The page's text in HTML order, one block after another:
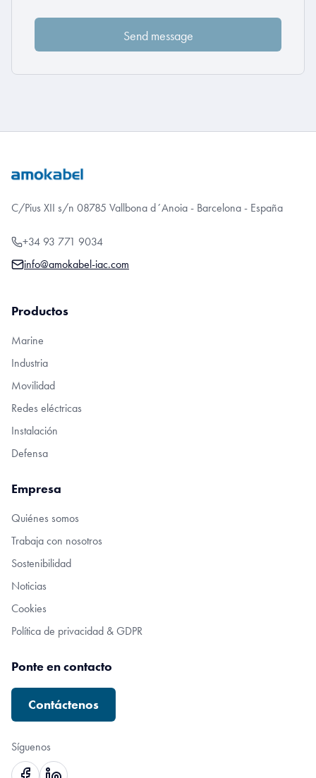
C/Pius XII s/n 08785 Vallbona d´Anoia - Barcelona - España
+34 93 771 9034
info@amokabel-iac.com
Productos
Marine
Industria
Movilidad
Redes eléctricas
Instalación
Defensa
Empresa
Quiénes somos
Trabaja con nosotros
Sostenibilidad
Noticias
Cookies
Política de privacidad & GDPR
Ponte en contacto
Contáctenos
Síguenos